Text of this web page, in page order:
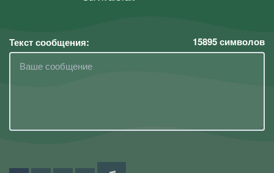
Текст сообщения: 15895символов